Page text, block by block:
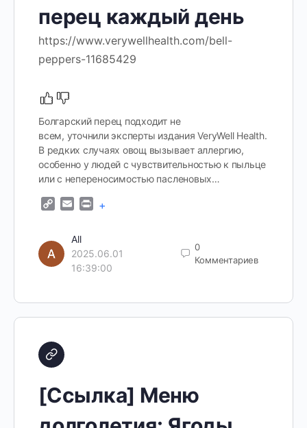
перец каждый день
https://www.verywellhealth.com/bell-
peppers-11685429
Болгарский перец подходит не
всем, уточнили эксперты издания VeryWell Health.
В редких случаях овощ вызывает аллергию,
особенно у людей с чувствительностью к пыльце
или с непереносимостью пасленовых…
CopyEmailPrint
+
All
2025.06.01
16:39:00
0
Комментариев
[Ссылка] Меню